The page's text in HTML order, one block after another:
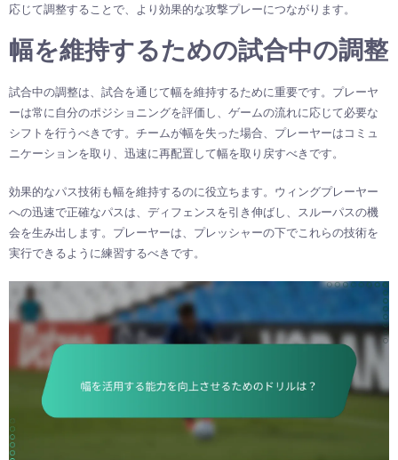
応じて調整することで、より効果的な攻撃プレーにつながります。
幅を維持するための試合中の調整
試合中の調整は、試合を通じて幅を維持するために重要です。プレーヤ
ーは常に自分のポジショニングを評価し、ゲームの流れに応じて必要な
シフトを行うべきです。チームが幅を失った場合、プレーヤーはコミュ
ニケーションを取り、迅速に再配置して幅を取り戻すべきです。
効果的なパス技術も幅を維持するのに役立ちます。ウィングプレーヤー
への迅速で正確なパスは、ディフェンスを引き伸ばし、スルーパスの機
会を生み出します。プレーヤーは、プレッシャーの下でこれらの技術を
実行できるように練習するべきです。